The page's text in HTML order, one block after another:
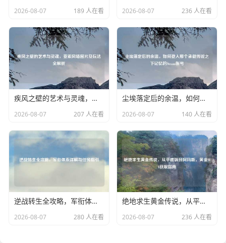
2026-08-07 189 人在看 2026-08-07 236 人在看
疾风之壁的艺术与灵魂，亚索风墙图片及玩法全解析
2026-08-07 207 人在看
尘埃落定后的余温，如何登入那个承载传说之下记忆的Steam帐号
2026-08-07 140 人在看
逆战转生全攻略，军衔体系详解与任务指引
2026-08-07 280 人在看
绝地求生黄金传说，从平底锅到阿玛斯，黄金M4获取指南
2026-08-07 236 人在看